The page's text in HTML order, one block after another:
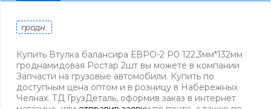
гродн.
Купить Втулка балансира ЕВРО-2 Р0 122,3мм*132мм
гроднамидовая Ростар 2шт вы можете в компании
Запчасти на грузовые автомобили. Купить по
доступным цена оптом и в розницу в Набережных
Челнах. ТД ГрузДеталь, оформив заказ в интернет